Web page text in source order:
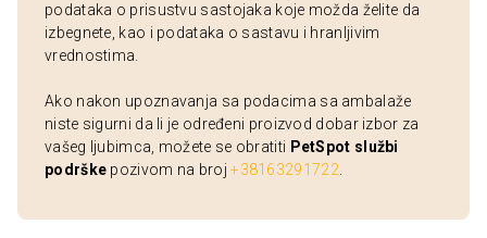
podataka o prisustvu sastojaka koje možda želite da
izbegnete, kao i podataka o sastavu i hranljivim
vrednostima.
Ako nakon upoznavanja sa podacima sa ambalaže
niste sigurni da li je određeni proizvod dobar izbor za
vašeg ljubimca, možete se obratiti PetSpot službi
podrške pozivom na broj+38163291722